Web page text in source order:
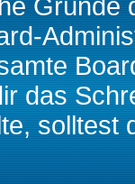
Gründe
das
solltest